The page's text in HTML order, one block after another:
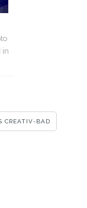
in
CREATIV-BAD